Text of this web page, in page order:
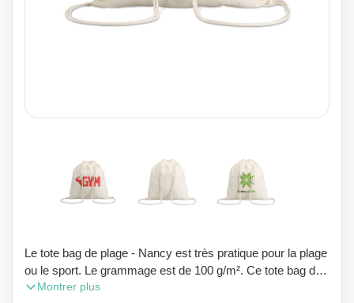
Le tote bag de plage - Nancy est très pratique pour la plage
ou le sport. Le grammage est de 100 g/m². Ce tote bag de
plage 100% coton dispose de cordons pour une fermeture
Montrer plus